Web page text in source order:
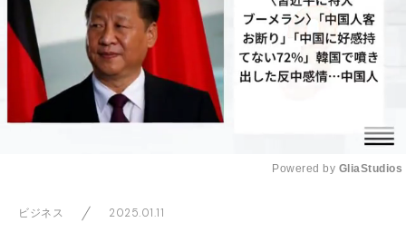
Powered by GliaStudios
ビジネス
2025.01.11